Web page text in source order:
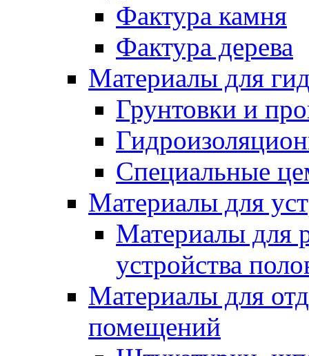
Фактура камня
Фактура дерева
Материалы для
Грунтовки и
Специальные
Материалы для
Материалы для
устройства
Материалы для
помещений